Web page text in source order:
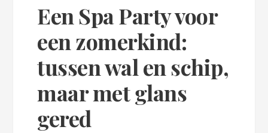
Een Spa Party voor
een zomerkind:
tussen wal en schip,
maar met glans
gered